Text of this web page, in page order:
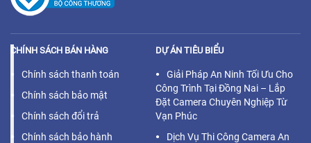
CHÍNH SÁCH BÁN HÀNG
Chính sách thanh toán
Chính sách bảo mật
Chính sách đổi trả
Chính sách bảo hành
DỰ ÁN TIÊU BIỂU
Giải Pháp An Ninh Tối Ưu Cho
Công Trình Tại Đồng Nai – Lắp
Đặt Camera Chuyên Nghiệp Từ
Vạn Phúc
Dịch Vụ Thi Công Camera An